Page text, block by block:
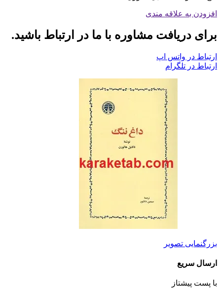
افزودن به علاقه مندی
برای دریافت مشاوره با ما در ارتباط باشید.
ارتباط در واتس اپ
ارتباط در تلگرام
بزرگنمایی تصویر
ارسال سریع
با پست پیشتاز